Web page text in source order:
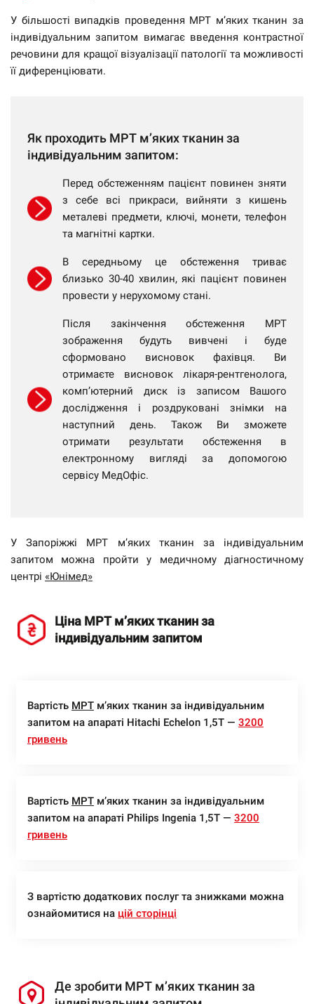
У більшості випадків проведення МРТ м’яких тканин за
індивідуальним запитом вимагає введення контрастної
речовини для кращої візуалізації патології та можливості
її диференціювати.
Як проходить МРТ м’яких тканин за
індивідуальним запитом:
Перед обстеженням пацієнт повинен зняти
з себе всі прикраси, вийняти з кишень
металеві предмети, ключі, монети, телефон
та магнітні картки.
В середньому це обстеження триває
близько 30-40 хвилин, які пацієнт повинен
провести у нерухомому стані.
Після закінчення обстеження МРТ
зображення будуть вивчені і буде
сформовано висновок фахівця. Ви
отримаєте висновок лікаря-рентгенолога,
комп’ютерний диск із записом Вашого
дослідження і роздруковані знімки на
наступний день. Також Ви зможете
отримати результати обстеження в
електронному вигляді за допомогою
сервісу МедОфіс.
У Запоріжжі МРТ м’яких тканин за індивідуальним
запитом можна пройти у медичному діагностичному
центрі «Юнімед»
Ціна МРТ м’яких тканин за
індивідуальним запитом
Вартість МРТ м’яких тканин за індивідуальним
запитом на апараті Hitachi Echelon 1,5Т — 3200
гривень
Вартість МРТ м’яких тканин за індивідуальним
запитом на апараті Philips Ingenia 1,5Т — 3200
гривень
З вартістю додаткових послуг та знижками можна
ознайомитися на цій сторінці
Де зробити МРТ м’яких тканин за